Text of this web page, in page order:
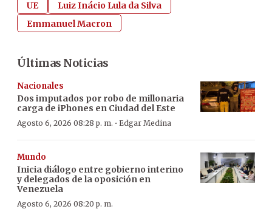
UE
Luiz Inácio Lula da Silva
Emmanuel Macron
Últimas Noticias
Nacionales
Dos imputados por robo de millonaria
carga de iPhones en Ciudad del Este
Agosto 6, 2026 08:28 p. m. · Edgar Medina
Mundo
Inicia diálogo entre gobierno interino
y delegados de la oposición en
Venezuela
Agosto 6, 2026 08:20 p. m.